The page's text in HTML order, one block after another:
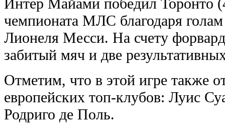
чемпионата МЛС благодаря голам
Лионеля Месси. На счету
забитый мяч и две
Отметим, что в этой игре также
европейских топ-клубов: Луис
Родриго де Поль.